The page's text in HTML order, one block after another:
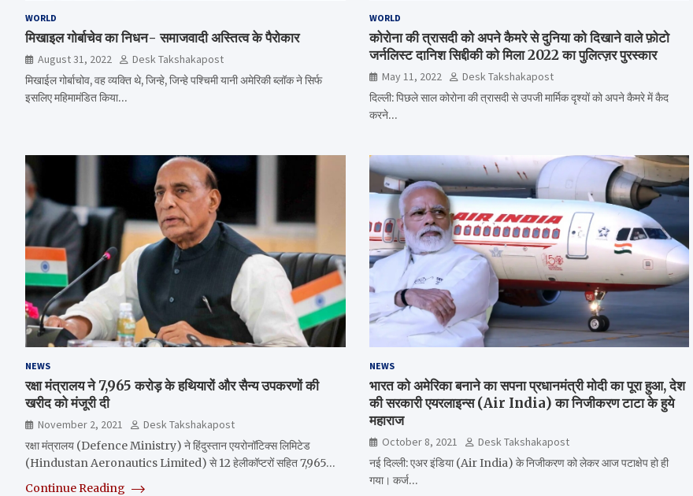
WORLD
मिखाइल गोर्बाचेव का निधन- समाजवादी अस्तित्व के पैरोकार
August 31, 2022
Desk Takshakapost
मिखाईल गोर्बाचोव, वह व्यक्ति थे, जिन्हे, जिन्हे पश्चिमी यानी अमेरिकी ब्लॉक ने सिर्फ
इसलिए महिमामंडित किया…
WORLD
कोरोना की त्रासदी को अपने कैमरे से दुनिया को दिखाने वाले फ़ोटो
जर्नलिस्ट दानिश सिद्दीकी को मिला 2022 का पुलित्ज़र पुरस्कार
May 11, 2022
Desk Takshakapost
दिल्ली: पिछले साल कोरोना की त्रासदी से उपजी मार्मिक दृश्यों को अपने कैमरे में कैद
करने…
NEWS
रक्षा मंत्रालय ने 7,965 करोड़ के हथियारों और सैन्य उपकरणों की
खरीद को मंजूरी दी
November 2, 2021
Desk Takshakapost
रक्षा मंत्रालय (Defence Ministry) ने हिंदुस्तान एयरोनॉटिक्स लिमिटेड
(Hindustan Aeronautics Limited) से 12 हेलीकॉप्टरों सहित 7,965…
Continue Reading
NEWS
भारत को अमेरिका बनाने का सपना प्रधानमंत्री मोदी का पूरा हुआ, देश
की सरकारी एयरलाइन्स (Air India) का निजीकरण टाटा के हुये
महाराज
October 8, 2021
Desk Takshakapost
नई दिल्ली: एअर इंडिया (Air India) के निजीकरण को लेकर आज पटाक्षेप हो ही
गया। कर्ज…